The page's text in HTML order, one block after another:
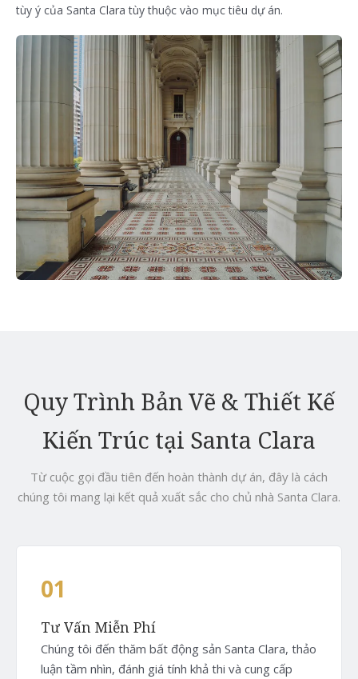
tùy ý của Santa Clara tùy thuộc vào mục tiêu dự án.
Quy Trình Bản Vẽ & Thiết Kế
Kiến Trúc tại Santa Clara
Từ cuộc gọi đầu tiên đến hoàn thành dự án, đây là cách
chúng tôi mang lại kết quả xuất sắc cho chủ nhà Santa Clara.
01
Tư Vấn Miễn Phí
Chúng tôi đến thăm bất động sản Santa Clara, thảo
luận tầm nhìn, đánh giá tính khả thi và cung cấp